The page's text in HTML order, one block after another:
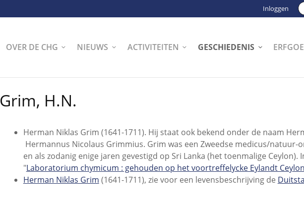
Inloggen
OVER DE CHG NIEUWS ACTIVITEITEN GESCHIEDENIS
Grim, H.N.
Herman Niklas Grim (1641-1711). Hij staat ook bekend onder de naam
Hermannus Nicolaus Grimmius. Grim was een Zweedse medicus/natuur-
en als zodanig enige jaren gevestigd op Sri Lanka (het toenmalige Ceylon).
"Laboratorium chymicum : gehouden op het voortreffelycke Eylandt Ceylon
Herman Niklas Grim (1641-1711), zie voor een levensbeschrijving de